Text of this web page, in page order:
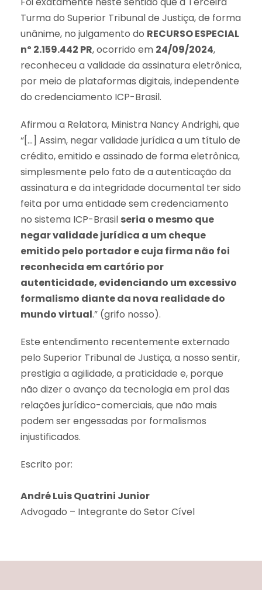
Turma do Superior Tribunal de Justiça, de forma
unânime, no julgamento do RECURSO ESPECIAL
nº 2.159.442 PR, ocorrido em 24/09/2024,
reconheceu a validade da assinatura eletrônica,
por meio de plataformas digitais, independente
do credenciamento ICP-Brasil.
Afirmou a Relatora, Ministra Nancy Andrighi, que
“[…] Assim, negar validade jurídica a um título de
crédito, emitido e assinado de forma eletrônica,
simplesmente pelo fato de a autenticação da
assinatura e da integridade documental ter sido
feita por uma entidade sem credenciamento
no sistema ICP-Brasil seria o mesmo que
negar validade jurídica a um cheque
emitido pelo portador e cuja firma não foi
reconhecida em cartório por
autenticidade, evidenciando um excessivo
formalismo diante da nova realidade do
mundo virtual.” (grifo nosso).
Este entendimento recentemente externado
pelo Superior Tribunal de Justiça, a nosso sentir,
prestigia a agilidade, a praticidade e, porque
não dizer o avanço da tecnologia em prol das
relações jurídico-comerciais, que não mais
podem ser engessadas por formalismos
injustificados.
Escrito por:
André Luis Quatrini Junior
Advogado – Integrante do Setor Cível